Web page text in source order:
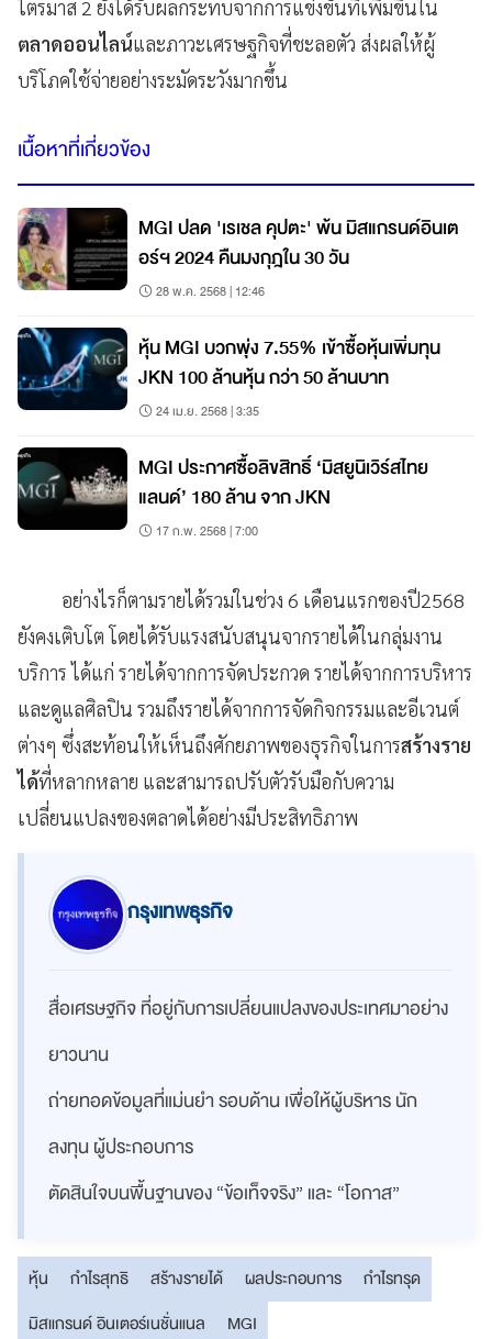
ไตรมาส 2 ยังได้รับผลกระทบจากการแข่งขันที่เพิ่มขึ้นใน
ตลาดออนไลน์และภาวะเศรษฐกิจที่ชะลอตัว ส่งผลให้ผู้
บริโภคใช้จ่ายอย่างระมัดระวังมากขึ้น
เนื้อหาที่เกี่ยวข้อง
MGI ปลด 'เรเชล คุปตะ' พ้น มิสแกรนด์อินเต
อร์ฯ 2024 คืนมงกุฎใน 30 วัน
28 พ.ค. 2568 | 12:46
หุ้น MGI บวกพุ่ง 7.55% เข้าซื้อหุ้นเพิ่มทุน
JKN 100 ล้านหุ้น กว่า 50 ล้านบาท
24 เม.ย. 2568 | 3:35
MGI ประกาศซื้อลิขสิทธิ์ ‘มิสยูนิเวิร์สไทย
แลนด์’ 180 ล้าน จาก JKN
17 ก.พ. 2568 | 7:00
อย่างไรก็ตามรายได้รวมในช่วง 6 เดือนแรกของปี2568
ยังคงเติบโต โดยได้รับแรงสนับสนุนจากรายได้ในกลุ่มงาน
บริการ ได้แก่ รายได้จากการจัดประกวด รายได้จากการบริหาร
และดูแลศิลปิน รวมถึงรายได้จากการจัดกิจกรรมและอีเวนต์
ต่างๆ ซึ่งสะท้อนให้เห็นถึงศักยภาพของธุรกิจในการสร้างราย
ได้ที่หลากหลาย และสามารถปรับตัวรับมือกับความ
เปลี่ยนแปลงของตลาดได้อย่างมีประสิทธิภาพ
กรุงเทพธุรกิจ
สื่อเศรษฐกิจ ที่อยู่กับการเปลี่ยนแปลงของประเทศมาอย่าง
ยาวนาน
ถ่ายทอดข้อมูลที่แม่นยำ รอบด้าน เพื่อให้ผู้บริหาร นัก
ลงทุน ผู้ประกอบการ
ตัดสินใจบนพื้นฐานของ “ข้อเท็จจริง” และ “โอกาส”
หุ้น กำไรสุทธิ สร้างรายได้ ผลประกอบการ
กำไรทรุด
มิสแกรนด์ อินเตอร์เนชั่นแนล
MGI